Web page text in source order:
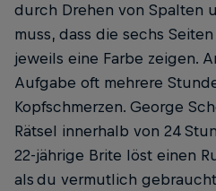
durch Drehen von Spalten
muss, dass die sechs
jeweils eine Farbe zeigen.
Aufgabe oft mehrere
Kopfschmerzen. George
Rätsel innerhalb von 24
22-jährige Brite löst einen
als du vermutlich